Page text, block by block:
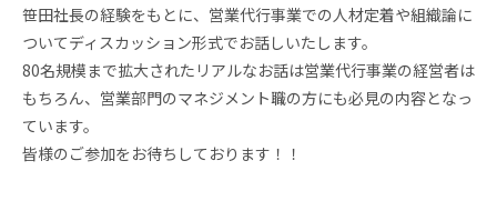
笹田社長の経験をもとに、営業代行事業での人材定着や組織論に
ついてディスカッション形式でお話しいたします。
80名規模まで拡大されたリアルなお話は営業代行事業の経営者は
もちろん、営業部門のマネジメント職の方にも必見の内容となっ
ています。
皆様のご参加をお待ちしております！！